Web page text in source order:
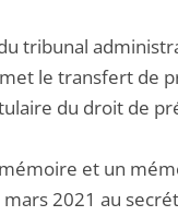
tribunal
le transfert de
du droit de
et un
2021 au